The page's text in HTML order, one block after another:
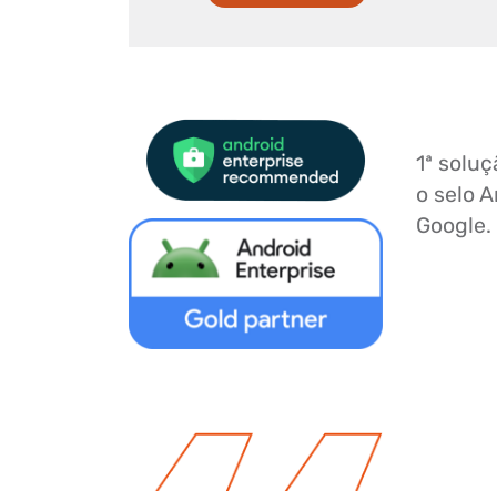
1ª
o selo
Google.